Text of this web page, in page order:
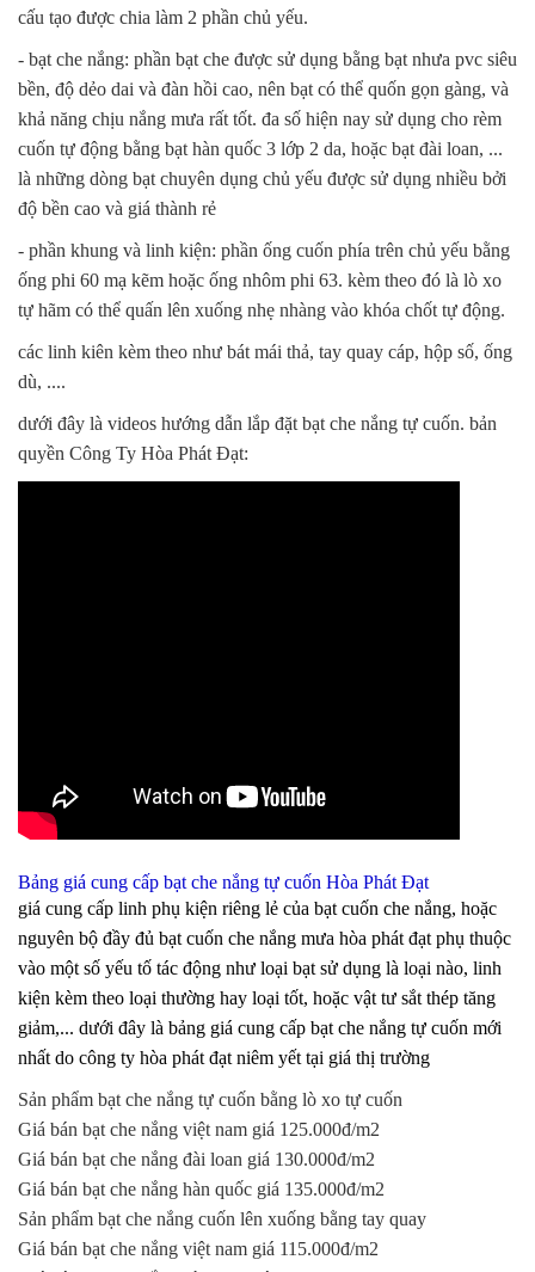
cấu tạo được chia làm 2 phần chủ yếu.
- bạt che nắng: phần bạt che được sử dụng bằng bạt nhưa pvc siêu
bền, độ dẻo dai và đàn hồi cao, nên bạt có thể quốn gọn gàng, và
khả năng chịu nắng mưa rất tốt. đa số hiện nay sử dụng cho rèm
cuốn tự động bằng bạt hàn quốc 3 lớp 2 da, hoặc bạt đài loan, ...
là những dòng bạt chuyên dụng chủ yếu được sử dụng nhiều bởi
độ bền cao và giá thành rẻ
- phần khung và linh kiện: phần ống cuốn phía trên chủ yếu bằng
ống phi 60 mạ kẽm hoặc ống nhôm phi 63. kèm theo đó là lò xo
tự hãm có thể quấn lên xuống nhẹ nhàng vào khóa chốt tự động.
các linh kiên kèm theo như bát mái thả, tay quay cáp, hộp số, ống
dù, ....
dưới đây là videos hướng dẫn lắp đặt bạt che nắng tự cuốn. bản
quyền Công Ty Hòa Phát Đạt:
Bảng giá cung cấp bạt che nắng tự cuốn Hòa Phát Đạt
giá cung cấp linh phụ kiện riêng lẻ của bạt cuốn che nắng, hoặc
nguyên bộ đầy đủ bạt cuốn che nắng mưa hòa phát đạt phụ thuộc
vào một số yếu tố tác động như loại bạt sử dụng là loại nào, linh
kiện kèm theo loại thường hay loại tốt, hoặc vật tư sắt thép tăng
giảm,... dưới đây là bảng giá cung cấp bạt che nắng tự cuốn mới
nhất do công ty hòa phát đạt niêm yết tại giá thị trường
Sản phẩm bạt che nắng tự cuốn bằng lò xo tự cuốn
Giá bán bạt che nắng việt nam giá 125.000đ/m2
Giá bán bạt che nắng đài loan giá 130.000đ/m2
Giá bán bạt che nắng hàn quốc giá 135.000đ/m2
Sản phẩm bạt che nắng cuốn lên xuống bằng tay quay
Giá bán bạt che nắng việt nam giá 115.000đ/m2